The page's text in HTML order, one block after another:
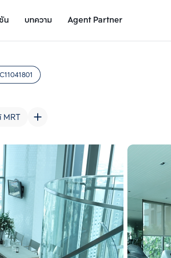
น บทความ Agent Partner
รายละเอียดยูนิต
C11041801
MRT
เพิ่มยูนิตเปรียบเทียบ
รายการที่ 2